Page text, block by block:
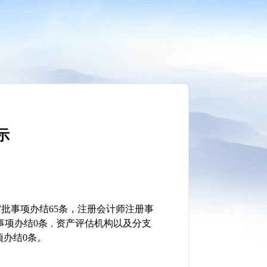
事项办结65条， 注册会计师注册事
项办结0条 ， 资产评估机构以及分支
办结0条。